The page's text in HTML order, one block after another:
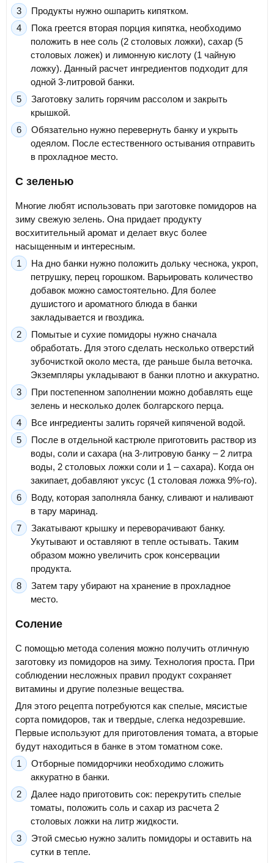
Продукты нужно ошпарить кипятком.
Пока греется вторая порция кипятка, необходимо
положить в нее соль (2 столовых ложки), сахар (5
столовых ложек) и лимонную кислоту (1 чайную
ложку). Данный расчет ингредиентов подходит для
одной 3-литровой банки.
Заготовку залить горячим рассолом и закрыть
крышкой.
Обязательно нужно перевернуть банку и укрыть
одеялом. После естественного остывания отправить
в прохладное место.
С зеленью
Многие любят использовать при заготовке помидоров на
зиму свежую зелень. Она придает продукту
восхитительный аромат и делает вкус более
насыщенным и интересным.
На дно банки нужно положить дольку чеснока, укроп,
петрушку, перец горошком. Варьировать количество
добавок можно самостоятельно. Для более
душистого и ароматного блюда в банки
закладывается и гвоздика.
Помытые и сухие помидоры нужно сначала
обработать. Для этого сделать несколько отверстий
зубочисткой около места, где раньше была веточка.
Экземпляры укладывают в банки плотно и аккуратно.
При постепенном заполнении можно добавлять еще
зелень и несколько долек болгарского перца.
Все ингредиенты залить горячей кипяченой водой.
После в отдельной кастрюле приготовить раствор из
воды, соли и сахара (на 3-литровую банку – 2 литра
воды, 2 столовых ложки соли и 1 – сахара). Когда он
закипает, добавляют уксус (1 столовая ложка 9%-го).
Воду, которая заполняла банку, сливают и наливают
в тару маринад.
Закатывают крышку и переворачивают банку.
Укутывают и оставляют в тепле остывать. Таким
образом можно увеличить срок консервации
продукта.
Затем тару убирают на хранение в прохладное
место.
Соление
С помощью метода соления можно получить отличную
заготовку из помидоров на зиму. Технология проста. При
соблюдении несложных правил продукт сохраняет
витамины и другие полезные вещества.
Для этого рецепта потребуются как спелые, мясистые
сорта помидоров, так и твердые, слегка недозревшие.
Первые используют для приготовления томата, а вторые
будут находиться в банке в этом томатном соке.
Отборные помидорчики необходимо сложить
аккуратно в банки.
Далее надо приготовить сок: перекрутить спелые
томаты, положить соль и сахар из расчета 2
столовых ложки на литр жидкости.
Этой смесью нужно залить помидоры и оставить на
сутки в тепле.